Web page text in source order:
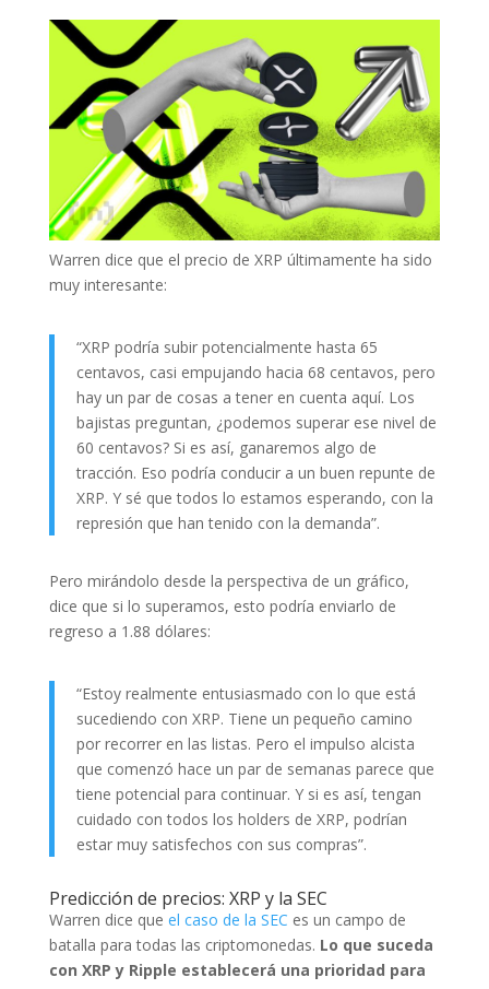
Warren dice que el precio de XRP últimamente ha sido
muy interesante:
“XRP podría subir potencialmente hasta 65
centavos, casi empujando hacia 68 centavos, pero
hay un par de cosas a tener en cuenta aquí. Los
bajistas preguntan, ¿podemos superar ese nivel de
60 centavos? Si es así, ganaremos algo de
tracción. Eso podría conducir a un buen repunte de
XRP. Y sé que todos lo estamos esperando, con la
represión que han tenido con la demanda”.
Pero mirándolo desde la perspectiva de un gráfico,
dice que si lo superamos, esto podría enviarlo de
regreso a 1.88 dólares:
“Estoy realmente entusiasmado con lo que está
sucediendo con XRP. Tiene un pequeño camino
por recorrer en las listas. Pero el impulso alcista
que comenzó hace un par de semanas parece que
tiene potencial para continuar. Y si es así, tengan
cuidado con todos los holders de XRP, podrían
estar muy satisfechos con sus compras”.
Predicción de precios: XRP y la SEC
Warren dice que el caso de la SEC es un campo de
batalla para todas las criptomonedas. Lo que suceda
con XRP y Ripple establecerá una prioridad para